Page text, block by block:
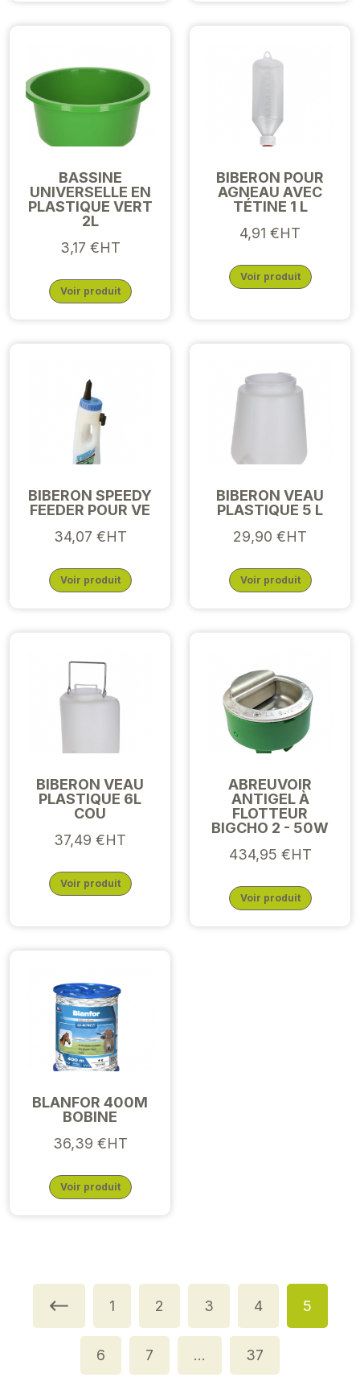
BASSINE
UNIVERSELLE EN
PLASTIQUE VERT
2L
3,17 €HT
Voir produit
BIBERON POUR
AGNEAU AVEC
TÉTINE 1 L
4,91 €HT
Voir produit
BIBERON SPEEDY
FEEDER POUR VE
34,07 €HT
Voir produit
BIBERON VEAU
PLASTIQUE 5 L
29,90 €HT
Voir produit
BIBERON VEAU
PLASTIQUE 6L
COU
37,49 €HT
Voir produit
ABREUVOIR
ANTIGEL À
FLOTTEUR
BIGCHO 2 - 50W
434,95 €HT
Voir produit
BLANFOR 400M
BOBINE
36,39 €HT
Voir produit
1 2 3 4 5
6 7 … 37